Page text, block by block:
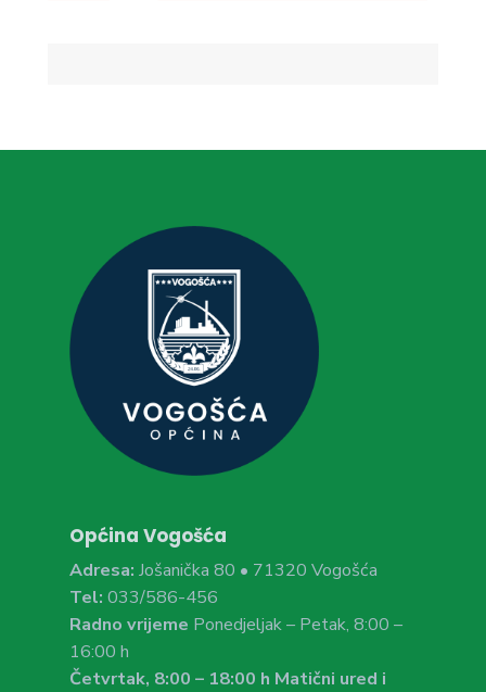
Općina Vogošća
Adresa: Jošanička 80 • 71320 Vogošća
Tel: 033/586-456
Radno vrijeme Ponedjeljak – Petak, 8:00 –
16:00 h
Četvrtak, 8:00 – 18:00 h Matični ured i